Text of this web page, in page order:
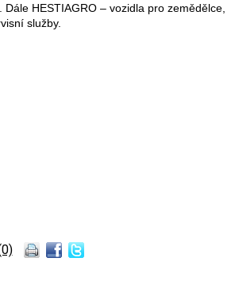
HESTIAGRO – vozidla pro zemědělce,
služby.